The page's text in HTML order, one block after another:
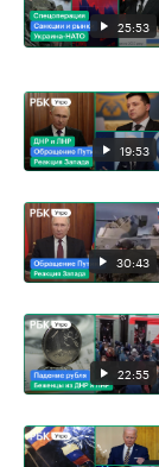
25:53
19:53
30:43
22:55